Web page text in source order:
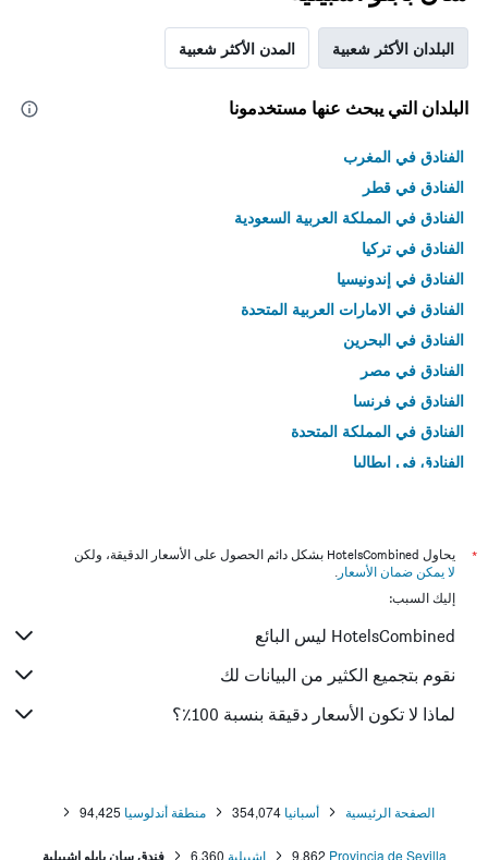
البلدان الأكثر شعبية المدن الأكثر شعبية
البلدان التي يبحث عنها مستخدمونا
الفنادق في المغرب
الفنادق في قطر
الفنادق في المملكة العربية السعودية
الفنادق في تركيا
الفنادق في إندونيسيا
الفنادق في الامارات العربية المتحدة
الفنادق في البحرين
الفنادق في مصر
الفنادق في فرنسا
الفنادق في المملكة المتحدة
الفنادق في إيطاليا
*
يحاول HotelsCombined بشكل دائم الحصول على الأسعار الدقيقة، ولكن
لا يمكن ضمان الأسعار .
إليك السبب:
HotelsCombined ليس البائع
نقوم بتجميع الكثير من البيانات لك
لماذا لا تكون الأسعار دقيقة بنسبة 100٪؟
الصفحة الرئيسية أسبانيا 354,074 منطقة أندلوسيا 94,425
Provincia de Sevilla
9,862 إشبيلية 6,360 فندق سان بابلو اشبيلية